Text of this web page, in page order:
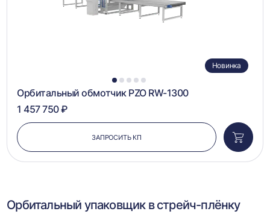
1 2 3 4 5
Новинка
Орбитальный обмотчик PZO RW-1300
1 457 750 ₽
ЗАПРОСИТЬ КП
в
Орбитальный упаковщик в стрейч-плёнку